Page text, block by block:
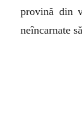
provină din
neîncarnate